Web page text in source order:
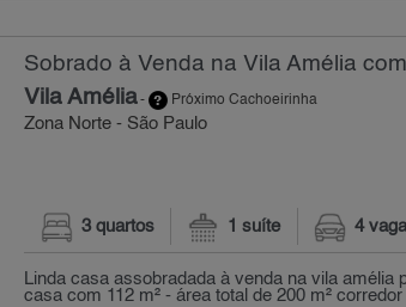
Sobrado à Venda na Vila Amélia
Vila Amélia- Próximo Cachoeirinha
Zona Norte - São Paulo
3 quartos 1 suíte 4
Linda casa assobradada à venda na vila amélia
casa com 112 m² - área total de 200 m²